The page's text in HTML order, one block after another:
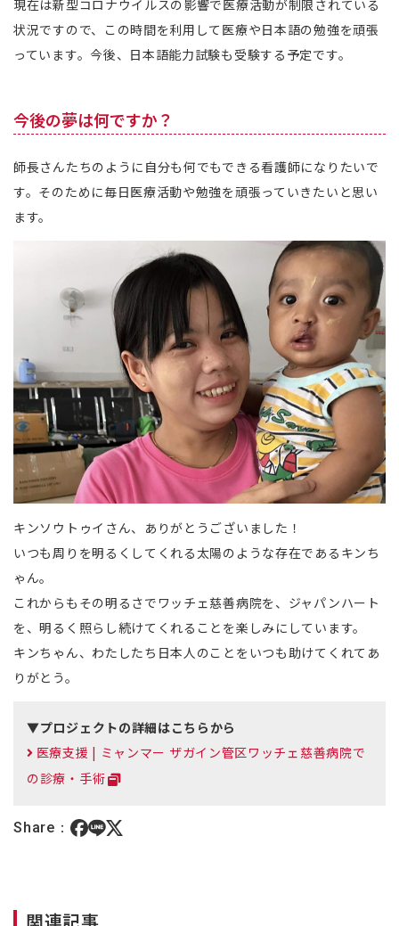
現在は新型コロナウイルスの影響で医療活動が制限されている
状況ですので、この時間を利用して医療や日本語の勉強を頑張
っています。今後、日本語能力試験も受験する予定です。
今後の夢は何ですか？
師長さんたちのように自分も何でもできる看護師になりたいで
す。そのために毎日医療活動や勉強を頑張っていきたいと思い
ます。
キンソウトゥイさん、ありがとうございました！
いつも周りを明るくしてくれる太陽のような存在であるキンち
ゃん。
これからもその明るさでワッチェ慈善病院を、ジャパンハート
を、明るく照らし続けてくれることを楽しみにしています。
キンちゃん、わたしたち日本人のことをいつも助けてくれてあ
りがとう。
▼プロジェクトの詳細はこちらから
医療支援 | ミャンマー ザガイン管区ワッチェ慈善病院で
の診療・手術
Share：